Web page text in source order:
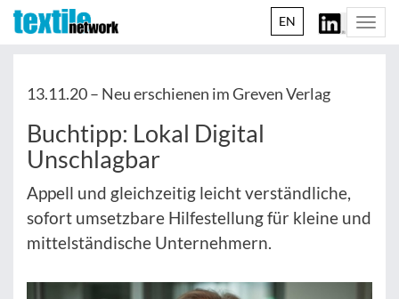
EN
13.11.20 – Neu erschienen im Greven Verlag
Buchtipp: Lokal Digital
Unschlagbar
Appell und gleichzeitig leicht verständliche,
sofort umsetzbare Hilfestellung für kleine und
mittelständische Unternehmern.